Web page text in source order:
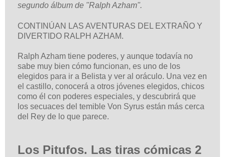
segundo álbum de "Ralph Azham".
CONTINÚAN LAS AVENTURAS DEL EXTRAÑO Y
DIVERTIDO RALPH AZHAM.
Ralph Azham tiene poderes, y aunque todavía no
sabe muy bien cómo funcionan, es uno de los
elegidos para ir a Belista y ver al oráculo. Una vez en
el castillo, conocerá a otros jóvenes elegidos, chicos
como él con poderes especiales, y descubrirá que
los secuaces del temible Von Syrus están más cerca
del Rey de lo que parece.
Los Pitufos. Las tiras cómicas 2